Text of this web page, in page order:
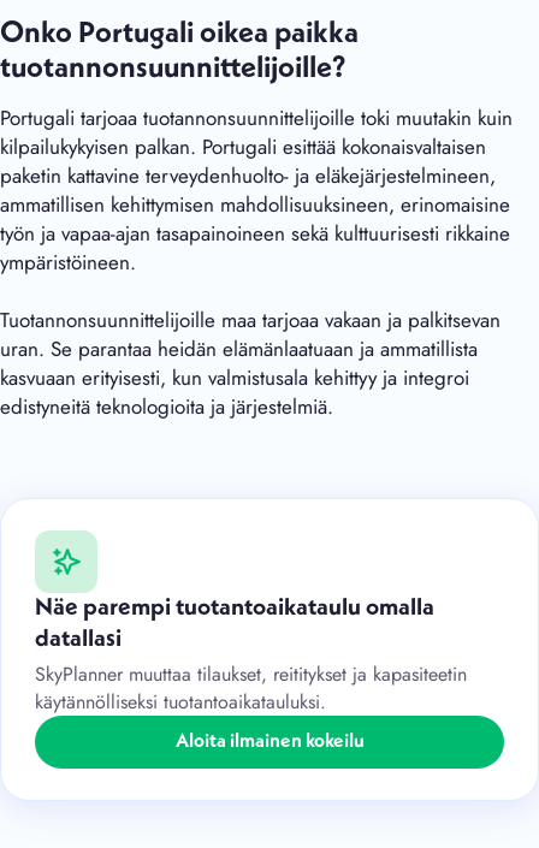
Onko Portugali oikea paikka
tuotannonsuunnittelijoille?
Portugali tarjoaa tuotannonsuunnittelijoille toki muutakin kuin
kilpailukykyisen palkan. Portugali esittää kokonaisvaltaisen
paketin kattavine terveydenhuolto- ja eläkejärjestelmineen,
ammatillisen kehittymisen mahdollisuuksineen, erinomaisine
työn ja vapaa-ajan tasapainoineen sekä kulttuurisesti rikkaine
ympäristöineen.
Tuotannonsuunnittelijoille maa tarjoaa vakaan ja palkitsevan
uran. Se parantaa heidän elämänlaatuaan ja ammatillista
kasvuaan erityisesti, kun valmistusala kehittyy ja integroi
edistyneitä teknologioita ja järjestelmiä.
Näe parempi tuotantoaikataulu omalla
datallasi
SkyPlanner muuttaa tilaukset, reititykset ja kapasiteetin
käytännölliseksi tuotantoaikatauluksi.
Aloita ilmainen kokeilu